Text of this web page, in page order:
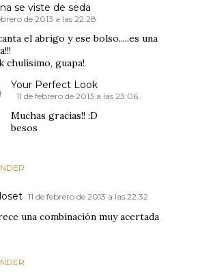
se viste de seda
de 2013 a las 22:28
el abrigo y ese bolso.....es una
chulísimo, guapa!
Your Perfect Look
11 de febrero de 2013 a las 23:06
Muchas gracias!! :D
besos
11 de febrero de 2013 a las 22:32
una combinación muy acertada